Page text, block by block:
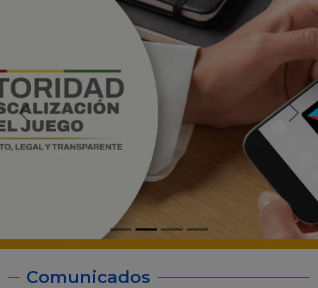
Comunicados